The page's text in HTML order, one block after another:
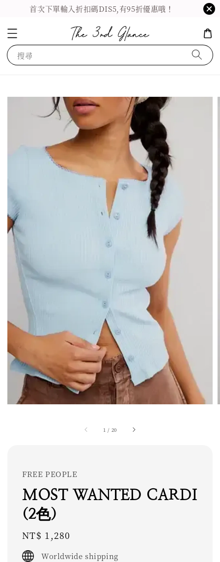
首次下單輸入折扣碼DIS5,有95折優惠哦！
搜尋
1 / 20
FREE PEOPLE
MOST WANTED CARDI
(2色)
Regular
price
NT$ 1,280
Worldwide shipping